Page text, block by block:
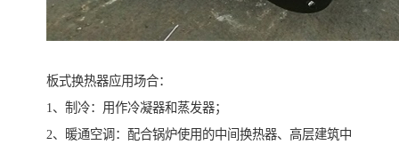
板式换热器应用场合：
1、制冷：用作冷凝器和蒸发器；
2、暖通空调：配合锅炉使用的中间换热器、高层建筑中